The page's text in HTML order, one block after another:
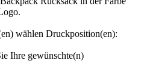
wählen Druckposition(en):
Ihre gewünschte(n)